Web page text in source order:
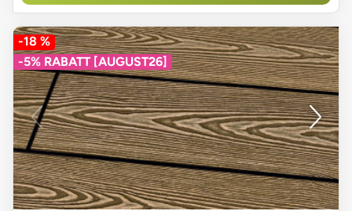
-18 %
-5% RABATT [AUGUST26]